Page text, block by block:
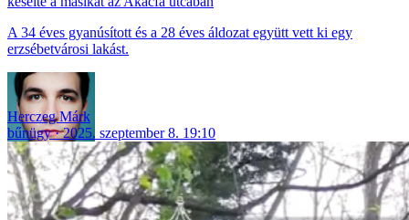
A 34 éves gyanúsított és a 28 éves áldozat együtt vett ki egy
erzsébetvárosi lakást.
Herczeg Márk
bűnügy
2025. szeptember 8. 19:10